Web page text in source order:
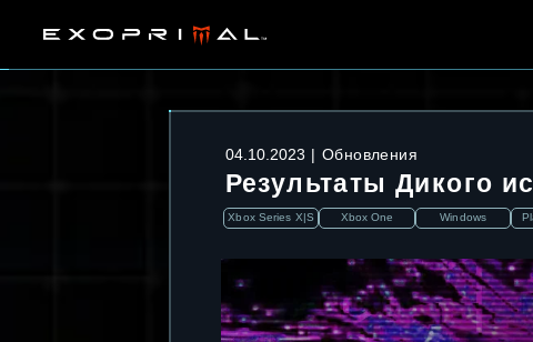
04.10.2023 Обновления
Результаты Дикого
Xbox Series X|S Xbox One Windows